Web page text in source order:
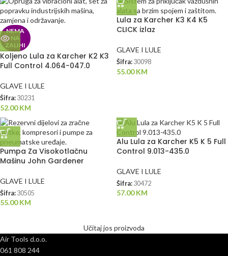
NEMA
NA
ZALIHI
Koljeno Lula za Karcher K2 K3
Full Control 4.064-047.0
GLAVE I LULE
Šifra: 30231
52.00KM
Lula za Karcher K3 K4 K5
CLICK izlaz
GLAVE I LULE
Šifra: 30098
55.00KM
Pumpa Za Visokotlačnu
Mašinu John Gardener
GLAVE I LULE
Šifra: 30505
55.00KM
Alu Lula za Karcher K5 K 5 Full
Control 9.013-435.0
GLAVE I LULE
Šifra: 30472
57.00KM
Učitaj jos proizvoda
Air Tools d.o.o.
061 808 244